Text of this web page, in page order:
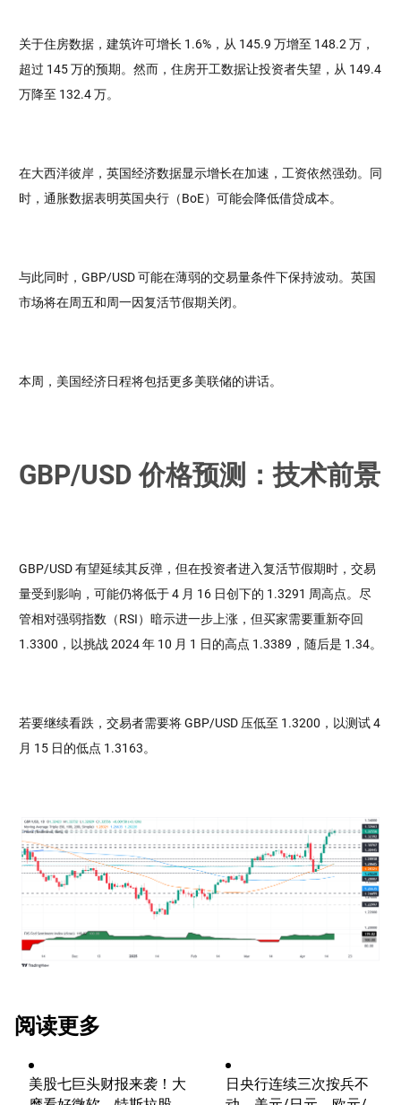
关于住房数据，建筑许可增长 1.6%，从 145.9 万增至 148.2 万，
超过 145 万的预期。然而，住房开工数据让投资者失望，从 149.4
万降至 132.4 万。
在大西洋彼岸，英国经济数据显示增长在加速，工资依然强劲。同
时，通胀数据表明英国央行（BoE）可能会降低借贷成本。
与此同时，GBP/USD 可能在薄弱的交易量条件下保持波动。英国
市场将在周五和周一因复活节假期关闭。
本周，美国经济日程将包括更多美联储的讲话。
GBP/USD 价格预测：技术前景
GBP/USD 有望延续其反弹，但在投资者进入复活节假期时，交易
量受到影响，可能仍将低于 4 月 16 日创下的 1.3291 周高点。尽
管相对强弱指数（RSI）暗示进一步上涨，但买家需要重新夺回
1.3300，以挑战 2024 年 10 月 1 日的高点 1.3389，随后是 1.34。
若要继续看跌，交易者需要将 GBP/USD 压低至 1.3200，以测试 4
月 15 日的低点 1.3163。
阅读更多
美股七巨头财报来袭！大
日央行连续三次按兵不